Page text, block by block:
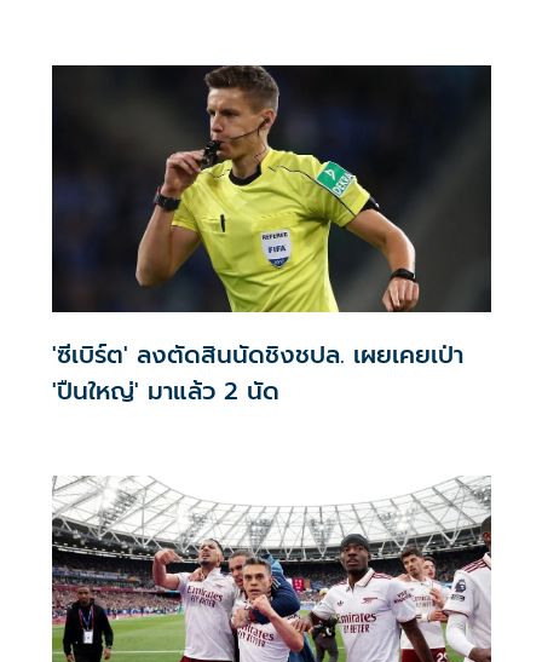
'ซีเบิร์ต' ลงตัดสินนัดชิงชปล. เผยเคยเป่า
'ปืนใหญ่' มาแล้ว 2 นัด